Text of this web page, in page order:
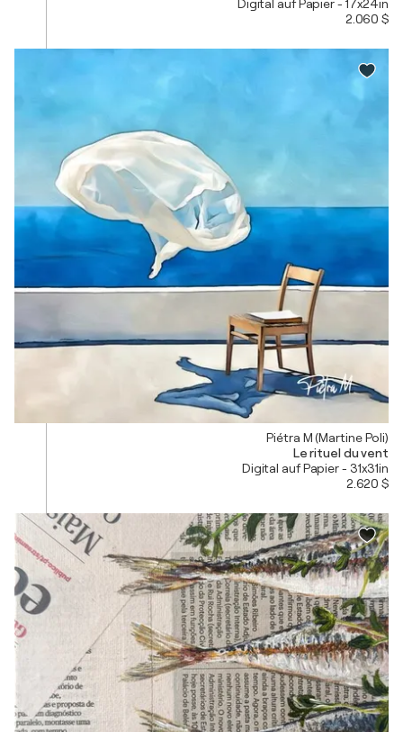
Digital auf Papier - 17x24in
2.060 $
Piétra M (Martine Poli)
Le rituel du vent
Digital auf Papier - 31x31in
2.620 $